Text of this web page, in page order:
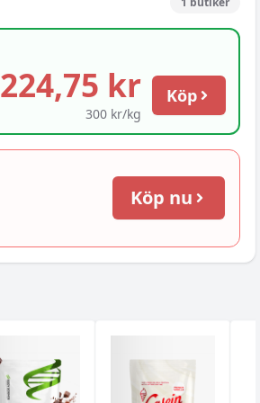
224,75 kr
300 kr/kg
Köp
Köp nu